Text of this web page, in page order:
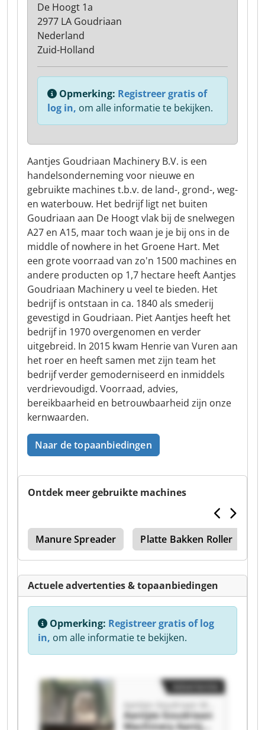
Aantjes Goudriaan Machinery B.V. is een
handelsonderneming voor nieuwe en
gebruikte machines t.b.v. de land-, grond-, weg-
en waterbouw. Het bedrijf ligt net buiten
Goudriaan aan De Hoogt vlak bij de snelwegen
A27 en A15, maar toch waan je je bij ons in de
middle of nowhere in het Groene Hart. Met
een grote voorraad van zo'n 1500 machines en
andere producten op 1,7 hectare heeft Aantjes
Goudriaan Machinery u veel te bieden. Het
bedrijf is ontstaan in ca. 1840 als smederij
gevestigd in Goudriaan. Piet Aantjes heeft het
bedrijf in 1970 overgenomen en verder
uitgebreid. In 2015 kwam Henrie van Vuren aan
het roer en heeft samen met zijn team het
bedrijf verder gemoderniseerd en inmiddels
verdrievoudigd. Voorraad, advies,
bereikbaarheid en betrouwbaarheid zijn onze
kernwaarden.
Naar de topaanbiedingen
De Hoogt 1a
2977 LA Goudriaan
Nederland
Zuid-Holland
Opmerking: Registreer gratis of
log in, om alle informatie te bekijken.
Ontdek meer gebruikte machines
Manure Spreader Platte Bakken Roller
Actuele advertenties & topaanbiedingen
Opmerking: Registreer gratis of log
in, om alle informatie te bekijken.
Aantjes Goudriaan
Machinery Aantjes